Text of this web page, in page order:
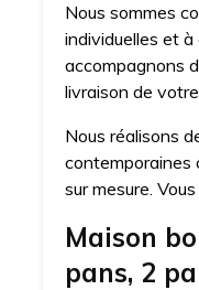
Nous sommes
individuelles et
accompagnons
livraison de
Nous réalisons
contemporaines
sur mesure.
Maison
pans, 2